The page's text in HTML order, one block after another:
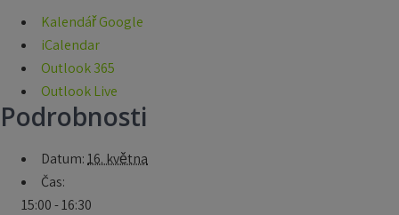
Kalendář Google
iCalendar
Outlook 365
Outlook Live
Podrobnosti
Datum:16. května
Čas:
15:00 - 16:30